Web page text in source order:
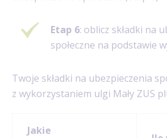
Etap 6: oblicz składki na
społeczne na podstawie
Twoje składki na ubezpieczenia
z wykorzystaniem ulgi Mały ZUS
Jakie